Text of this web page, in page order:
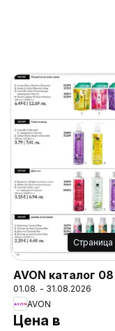
Cтраница
AVON каталог 08
01.08. - 31.08.2026
AVON
Цена в